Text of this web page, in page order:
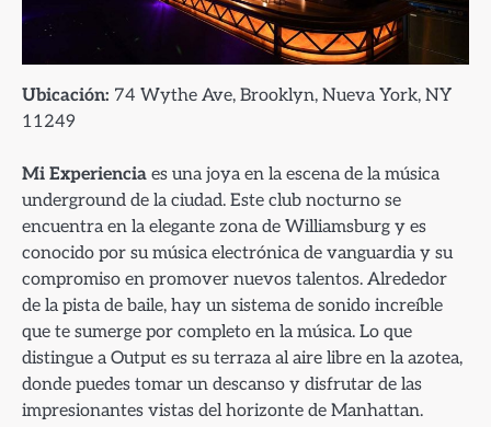
Ubicación: 74 Wythe Ave, Brooklyn, Nueva York, NY
11249
Mi Experiencia es una joya en la escena de la música
underground de la ciudad. Este club nocturno se
encuentra en la elegante zona de Williamsburg y es
conocido por su música electrónica de vanguardia y su
compromiso en promover nuevos talentos. Alrededor
de la pista de baile, hay un sistema de sonido increíble
que te sumerge por completo en la música. Lo que
distingue a Output es su terraza al aire libre en la azotea,
donde puedes tomar un descanso y disfrutar de las
impresionantes vistas del horizonte de Manhattan.